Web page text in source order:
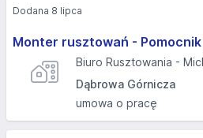
Monter rusztowań -
Biuro Rusztowania -
Dąbrowa Górnicza
umowa o pracę
Dodana 8 lipca